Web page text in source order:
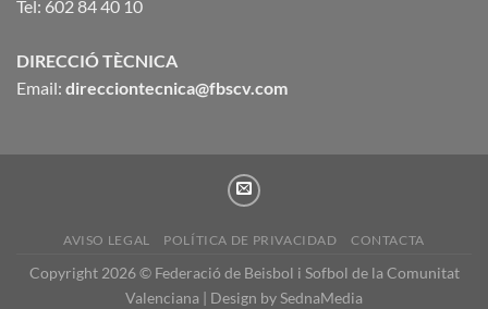
Tel: 602 84 40 10
DIRECCIÓ TÈCNICA
Email: direcciontecnica@fbscv.com
AVISO LEGAL POLÍTICA DE PRIVACIDAD CONTACTA
Copyright 2026 © Federació de Beisbol i Sofbol de la Comunitat
Valenciana | Design bySednaMedia